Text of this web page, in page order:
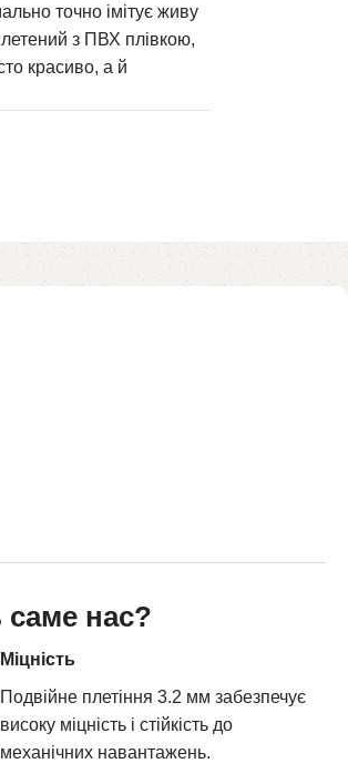
точно імітує живу
з ПВХ плівкою,
красиво, а й
нас?
Міцність
Подвійне плетіння 3.2 мм забезпечує
високу міцність і стійкість до
механічних навантажень.